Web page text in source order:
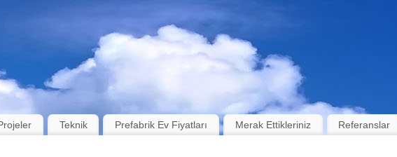
Teknik Prefabrik Ev Fiyatları Merak Ettikleriniz Referanslar